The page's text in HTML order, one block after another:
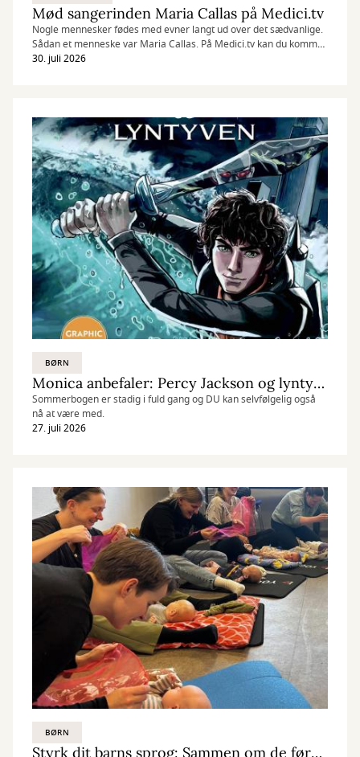
Mød sangerinden Maria Callas på Medici.tv
Nogle mennesker fødes med evner langt ud over det sædvanlige.
Sådan et menneske var Maria Callas. På Medici.tv kan du komme
helt tæt på den græsk-amerikanske operastjerne.
30. juli 2026
BØRN
Monica anbefaler: Percy Jackson og lyntyven - graphic novel
Sommerbogen er stadig i fuld gang og DU kan selvfølgelig også
nå at være med.
27. juli 2026
BØRN
Styrk dit barns sprog: Sammen om de første ord